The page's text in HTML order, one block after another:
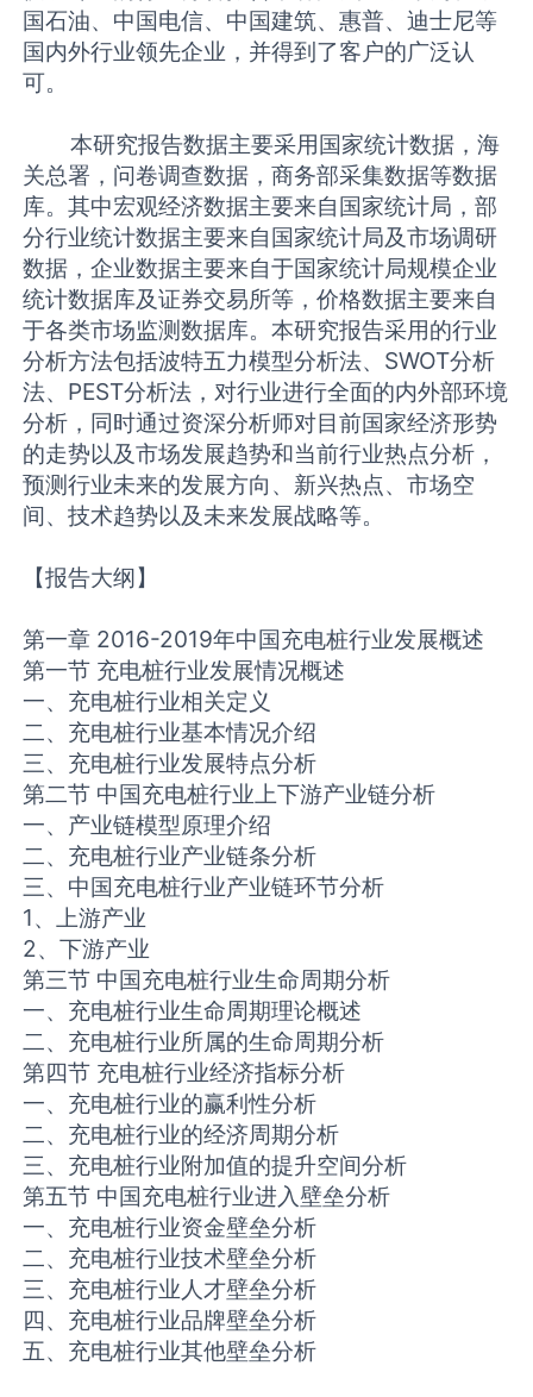
国石油、中国电信、中国建筑、惠普、迪士尼等
国内外行业领先企业，并得到了客户的广泛认
可。
本研究报告数据主要采用国家统计数据，海
关总署，问卷调查数据，商务部采集数据等数据
库。其中宏观经济数据主要来自国家统计局，部
分行业统计数据主要来自国家统计局及市场调研
数据，企业数据主要来自于国家统计局规模企业
统计数据库及证券交易所等，价格数据主要来自
于各类市场监测数据库。本研究报告采用的行业
分析方法包括波特五力模型分析法、SWOT分析
法、PEST分析法，对行业进行全面的内外部环境
分析，同时通过资深分析师对目前国家经济形势
的走势以及市场发展趋势和当前行业热点分析，
预测行业未来的发展方向、新兴热点、市场空
间、技术趋势以及未来发展战略等。
【报告大纲】
第一章 2016-2019年中国充电桩行业发展概述
第一节 充电桩行业发展情况概述
一、充电桩行业相关定义
二、充电桩行业基本情况介绍
三、充电桩行业发展特点分析
第二节 中国充电桩行业上下游产业链分析
一、产业链模型原理介绍
二、充电桩行业产业链条分析
三、中国充电桩行业产业链环节分析
1、上游产业
2、下游产业
第三节 中国充电桩行业生命周期分析
一、充电桩行业生命周期理论概述
二、充电桩行业所属的生命周期分析
第四节 充电桩行业经济指标分析
一、充电桩行业的赢利性分析
二、充电桩行业的经济周期分析
三、充电桩行业附加值的提升空间分析
第五节 中国充电桩行业进入壁垒分析
一、充电桩行业资金壁垒分析
二、充电桩行业技术壁垒分析
三、充电桩行业人才壁垒分析
四、充电桩行业品牌壁垒分析
五、充电桩行业其他壁垒分析